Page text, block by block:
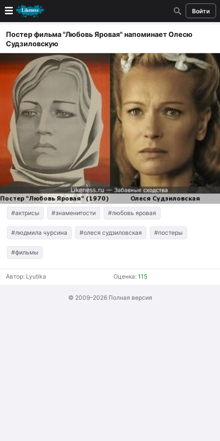
Войти
Новые
Лучшие
Голосование
Кандидаты
Случайное сходство 👍
Создать сходство
Для публикации необходима авторизация
Поиск
Постер фильма "Любовь Яровая" напоминает Олесю
Судзиловскую
#актрисы #знаменитости #любовь яровая
#людмила чурсина #олеся судзиловская #постеры
#фильмы
Автор: Lyutika Оценка: 115
© 2009–2026 Полная версия